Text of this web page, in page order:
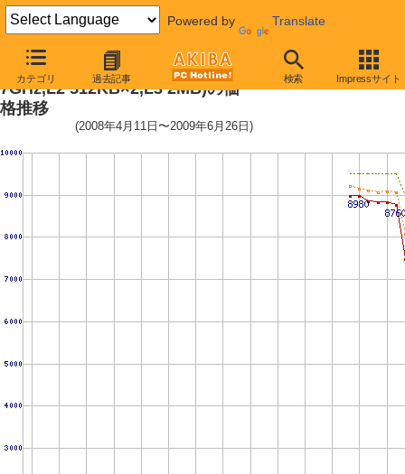
Powered by Translate
カテゴリ 過去記事 検索 Impressサイト
Athlon X2 7750 Black Edition (2.
7GHz,L2 512KB×2,L3 2MB)の価
格推移
(2008年4月11日〜2009年6月26日)